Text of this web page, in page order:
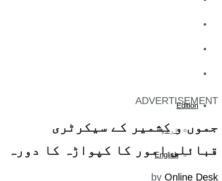
Edition
اردو
English
ADVERTISEMENT
جموں و کشمیر کے سیکرٹری
قبائلی امور کا کپواڑہ کا دورہ
by Online Desk